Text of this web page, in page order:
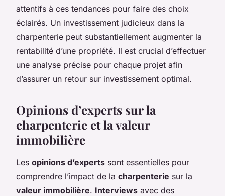
attentifs à ces tendances pour faire des choix
éclairés. Un investissement judicieux dans la
charpenterie peut substantiellement augmenter la
rentabilité d’une propriété. Il est crucial d’effectuer
une analyse précise pour chaque projet afin
d’assurer un retour sur investissement optimal.
Opinions d’experts sur la
charpenterie et la valeur
immobilière
Les opinions d’experts sont essentielles pour
comprendre l’impact de la charpenterie sur la
valeur immobilière. Interviews avec des